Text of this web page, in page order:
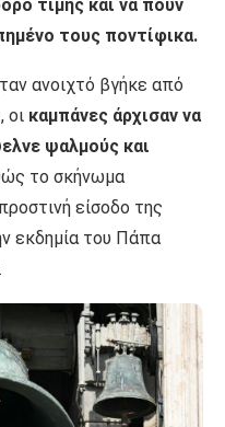
τιμής και να πουν
τους ποντίφικα.
ανοιχτό βγήκε από
οι καμπάνες άρχισαν να
ψαλμούς και
το σκήνωμα
είσοδο της
εκδημία του Πάπα